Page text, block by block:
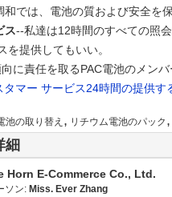
和では、電池の質および安全を
ス--私達は12時間のすべての照
を提供してもいい。
に責任を取るPAC電池のメン
タマー サービス24時間の提供
池の取り替え , リチウム電池のパック ,
細
Horn E-Commerce Co., Ltd.
ソン: Miss. Ever Zhang